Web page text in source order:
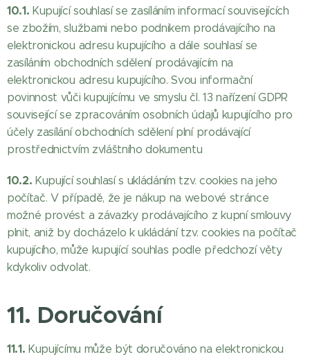
10.1. Kupující souhlasí se zasíláním informací souvisejících
se zbožím, službami nebo podnikem prodávajícího na
elektronickou adresu kupujícího a dále souhlasí se
zasíláním obchodních sdělení prodávajícím na
elektronickou adresu kupujícího. Svou informační
povinnost vůči kupujícímu ve smyslu čl. 13 nařízení GDPR
související se zpracováním osobních údajů kupujícího pro
účely zasílání obchodních sdělení plní prodávající
prostřednictvím zvláštního dokumentu
10.2. Kupující souhlasí s ukládáním tzv. cookies na jeho
počítač. V případě, že je nákup na webové stránce
možné provést a závazky prodávajícího z kupní smlouvy
plnit, aniž by docházelo k ukládání tzv. cookies na počítač
kupujícího, může kupující souhlas podle předchozí věty
kdykoliv odvolat.
11. Doručování
11.1. Kupujícímu může být doručováno na elektronickou